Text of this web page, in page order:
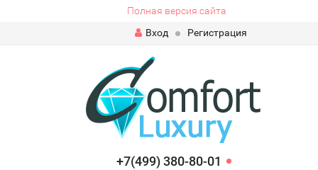
Полная версия сайта
Вход
Регистрация
+7(499) 380-80-01